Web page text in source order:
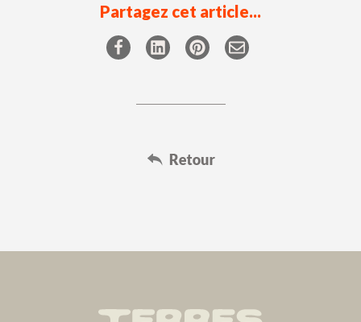
Partagez cet article...